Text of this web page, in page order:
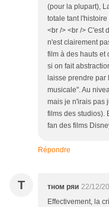
(pour la plupart),
totale tant
<br /> <br /> C'est
n'est clairement
film à des hauts et
si on fait
laisse prendre
musicale". Au
mais je n'irais pas
films des studios).
fan des films
Répondre
Т тном ряи 22/12/
Effectivement, la